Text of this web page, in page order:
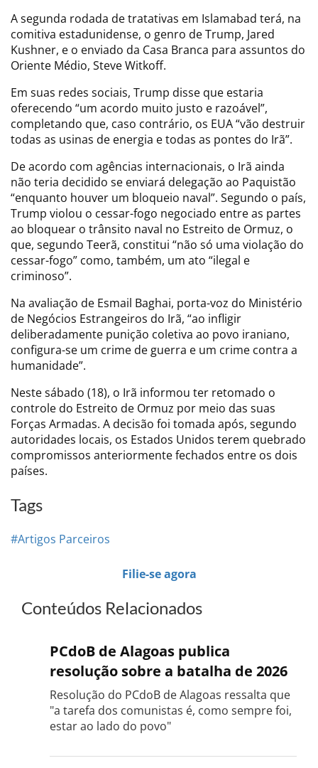
A segunda rodada de tratativas em Islamabad terá, na
comitiva estadunidense, o genro de Trump, Jared
Kushner, e o enviado da Casa Branca para assuntos do
Oriente Médio, Steve Witkoff.
Em suas redes sociais, Trump disse que estaria
oferecendo “um acordo muito justo e razoável”,
completando que, caso contrário, os EUA “vão destruir
todas as usinas de energia e todas as pontes do Irã”.
De acordo com agências internacionais, o Irã ainda
não teria decidido se enviará delegação ao Paquistão
“enquanto houver um bloqueio naval”. Segundo o país,
Trump violou o cessar-fogo negociado entre as partes
ao bloquear o trânsito naval no Estreito de Ormuz, o
que, segundo Teerã, constitui “não só uma violação do
cessar-fogo” como, também, um ato “ilegal e
criminoso”.
Na avaliação de Esmail Baghai, porta-voz do Ministério
de Negócios Estrangeiros do Irã, “ao infligir
deliberadamente punição coletiva ao povo iraniano,
configura-se um crime de guerra e um crime contra a
humanidade”.
Neste sábado (18), o Irã informou ter retomado o
controle do Estreito de Ormuz por meio das suas
Forças Armadas. A decisão foi tomada após, segundo
autoridades locais, os Estados Unidos terem quebrado
compromissos anteriormente fechados entre os dois
países.
Tags
#Artigos Parceiros
Filie-se agora
Conteúdos Relacionados
PCdoB de Alagoas publica
resolução sobre a batalha de 2026
Resolução do PCdoB de Alagoas ressalta que
"a tarefa dos comunistas é, como sempre foi,
estar ao lado do povo"